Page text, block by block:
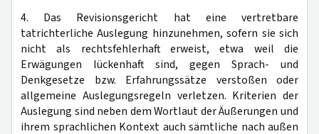
4. Das Revisionsgericht hat eine vertretbare
tatrichterliche Auslegung hinzunehmen, sofern sie sich
nicht als rechtsfehlerhaft erweist, etwa weil die
Erwägungen lückenhaft sind, gegen Sprach- und
Denkgesetze bzw. Erfahrungssätze verstoßen oder
allgemeine Auslegungsregeln verletzen. Kriterien der
Auslegung sind neben dem Wortlaut der Äußerungen und
ihrem sprachlichen Kontext auch sämtliche nach außen